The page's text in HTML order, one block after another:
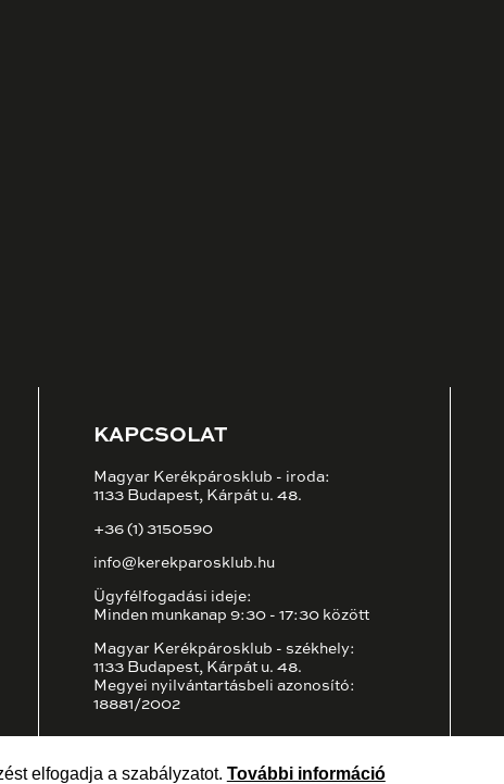
elfogadja a szabályzatot. További információ
KAPCSOLAT
Magyar Kerékpárosklub - iroda:
1133 Budapest, Kárpát u. 48.
+36 (1) 3150590
info@kerekparosklub.hu
Ügyfélfogadási ideje:
Minden munkanap 9:30 - 17:30 között
Magyar Kerékpárosklub - székhely:
1133 Budapest, Kárpát u. 48.
Megyei nyilvántartásbeli azonosító:
18881/2002